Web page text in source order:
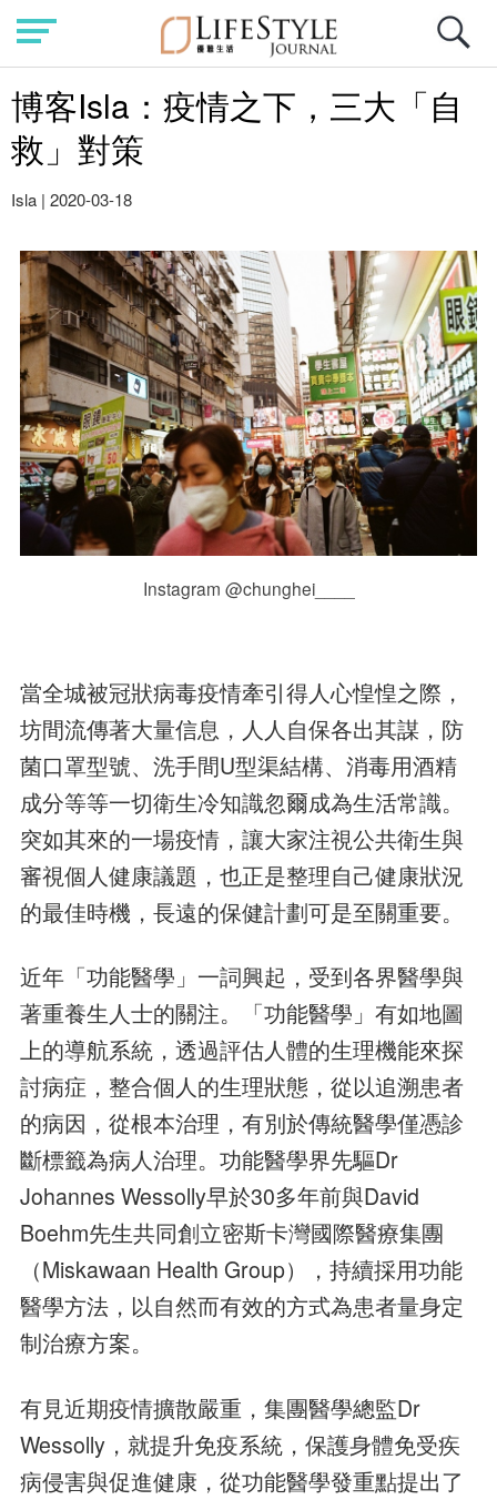
博客Isla：疫情之下，三大「自
救」對策
Isla | 2020-03-18
Instagram @chunghei____
當全城被冠狀病毒疫情牽引得人心惶惶之際，
坊間流傳著大量信息，人人自保各出其謀，防
菌口罩型號、洗手間U型渠結構、消毒用酒精
成分等等一切衛生冷知識忽爾成為生活常識。
突如其來的一場疫情，讓大家注視公共衛生與
審視個人健康議題，也正是整理自己健康狀況
的最佳時機，長遠的保健計劃可是至關重要。
近年「功能醫學」一詞興起，受到各界醫學與
著重養生人士的關注。「功能醫學」有如地圖
上的導航系統，透過評估人體的生理機能來探
討病症，整合個人的生理狀態，從以追溯患者
的病因，從根本治理，有別於傳統醫學僅憑診
斷標籤為病人治理。功能醫學界先驅Dr
Johannes Wessolly早於30多年前與David
Boehm先生共同創立密斯卡灣國際醫療集團
（Miskawaan Health Group），持續採用功能
醫學方法，以自然而有效的方式為患者量身定
制治療方案。
有見近期疫情擴散嚴重，集團醫學總監Dr
Wessolly，就提升免疫系統，保護身體免受疾
病侵害與促進健康，從功能醫學發重點提出了